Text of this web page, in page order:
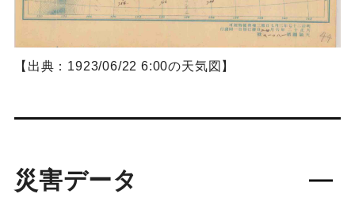
【出典：1923/06/22 6:00の天気図】
災害データ